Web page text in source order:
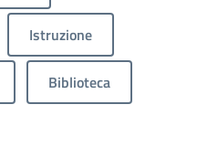
Istruzione
Biblioteca